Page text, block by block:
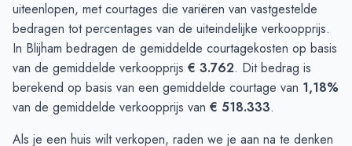
uiteenlopen, met courtages die variëren van vastgestelde
bedragen tot percentages van de uiteindelijke verkoopprijs.
In Blijham bedragen de gemiddelde courtagekosten op basis
van de gemiddelde verkoopprijs € 3.762. Dit bedrag is
berekend op basis van een gemiddelde courtage van 1,18%
van de gemiddelde verkoopprijs van € 518.333.
Als je een huis wilt verkopen, raden we je aan na te denken